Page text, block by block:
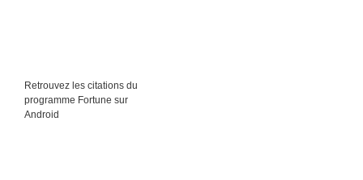
Retrouvez les citations du
programme Fortune sur
Android